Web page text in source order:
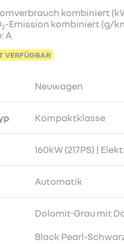
kombiniert
2-Emission kombiniert (g/
A
VERFÜGBAR
Neuwagen
Kompaktklasse
160kW (217PS) |
Automatik
Dolomit-Grau mit
Black Pearl-